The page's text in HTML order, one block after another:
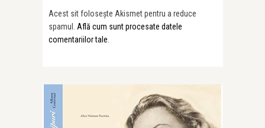
Acest sit folosește Akismet pentru a reduce
spamul. Află cum sunt procesate datele
comentariilor tale